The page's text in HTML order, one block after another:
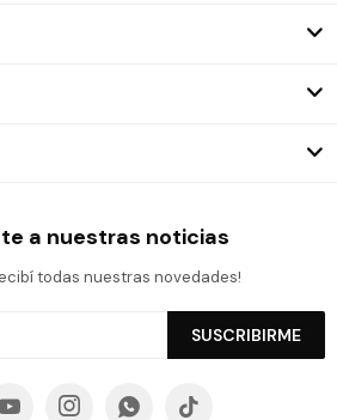
a nuestras noticias
todas nuestras novedades!
SUSCRIBIRME
   